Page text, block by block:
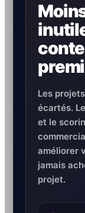
Les
écartés.
et le
améliorer
jamais
projet.